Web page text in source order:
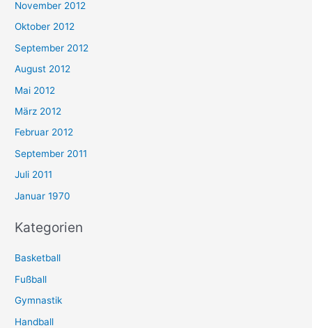
November 2012
Oktober 2012
September 2012
August 2012
Mai 2012
März 2012
Februar 2012
September 2011
Juli 2011
Januar 1970
Kategorien
Basketball
Fußball
Gymnastik
Handball